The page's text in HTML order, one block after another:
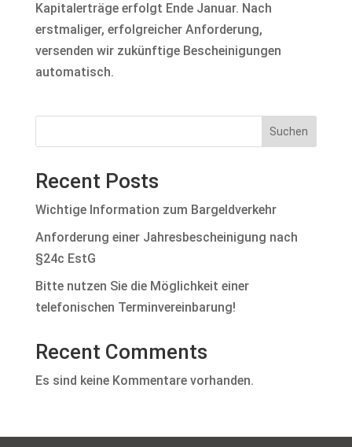
Kapitalerträge erfolgt Ende Januar. Nach
erstmaliger, erfolgreicher Anforderung,
versenden wir zukünftige Bescheinigungen
automatisch.
Suchen
Recent Posts
Wichtige Information zum Bargeldverkehr
Anforderung einer Jahresbescheinigung nach
§24c EstG
Bitte nutzen Sie die Möglichkeit einer
telefonischen Terminvereinbarung!
Recent Comments
Es sind keine Kommentare vorhanden.